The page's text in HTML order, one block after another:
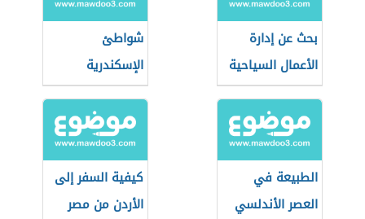
بحث عن إدارة
الأعمال السياحية
شواطئ
الإسكندرية
الطبيعة في
العصر الأندلسي
كيفية السفر إلى
الأردن من مصر